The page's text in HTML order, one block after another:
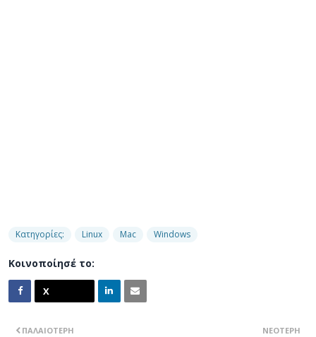
Κατηγορίες: Linux Mac Windows
Κοινοποίησέ το:
ΝΕΌΤΕΡΗ
ΠΑΛΑΙΌΤΕΡΗ